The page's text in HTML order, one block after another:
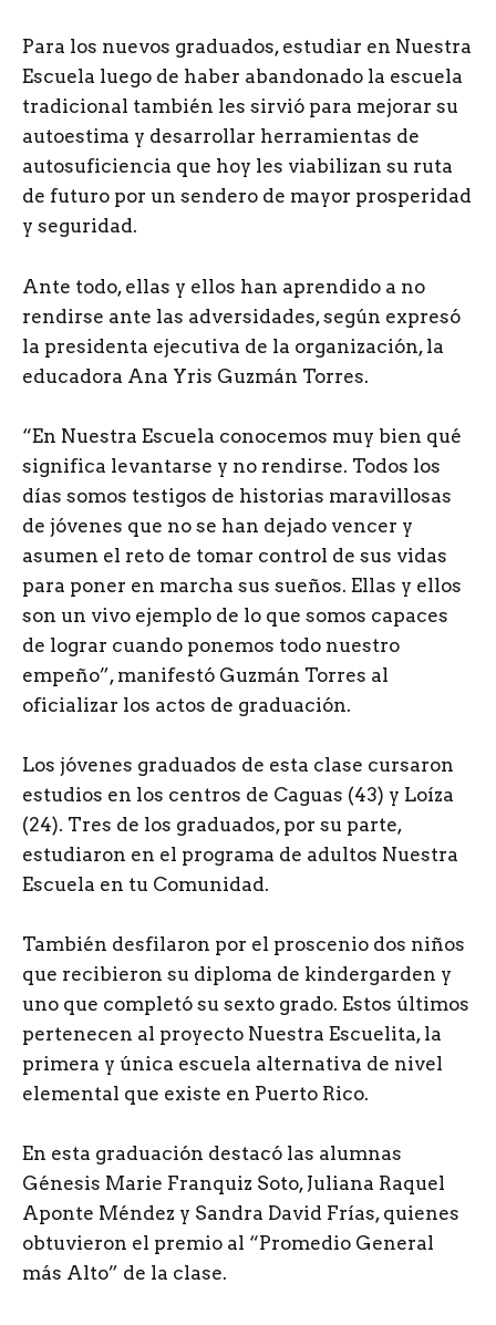
Para los nuevos graduados, estudiar en Nuestra
Escuela luego de haber abandonado la escuela
tradicional también les sirvió para mejorar su
autoestima y desarrollar herramientas de
autosuficiencia que hoy les viabilizan su ruta
de futuro por un sendero de mayor prosperidad
y seguridad.
Ante todo, ellas y ellos han aprendido a no
rendirse ante las adversidades, según expresó
la presidenta ejecutiva de la organización, la
educadora Ana Yris Guzmán Torres.
“En Nuestra Escuela conocemos muy bien qué
significa levantarse y no rendirse. Todos los
días somos testigos de historias maravillosas
de jóvenes que no se han dejado vencer y
asumen el reto de tomar control de sus vidas
para poner en marcha sus sueños. Ellas y ellos
son un vivo ejemplo de lo que somos capaces
de lograr cuando ponemos todo nuestro
empeño”, manifestó Guzmán Torres al
oficializar los actos de graduación.
Los jóvenes graduados de esta clase cursaron
estudios en los centros de Caguas (43) y Loíza
(24). Tres de los graduados, por su parte,
estudiaron en el programa de adultos Nuestra
Escuela en tu Comunidad.
También desfilaron por el proscenio dos niños
que recibieron su diploma de kindergarden y
uno que completó su sexto grado. Estos últimos
pertenecen al proyecto Nuestra Escuelita, la
primera y única escuela alternativa de nivel
elemental que existe en Puerto Rico.
En esta graduación destacó las alumnas
Génesis Marie Franquiz Soto, Juliana Raquel
Aponte Méndez y Sandra David Frías, quienes
obtuvieron el premio al “Promedio General
más Alto” de la clase.